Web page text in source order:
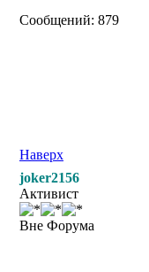
Сообщений: 879
Наверх
joker2156
Активист
Вне Форума